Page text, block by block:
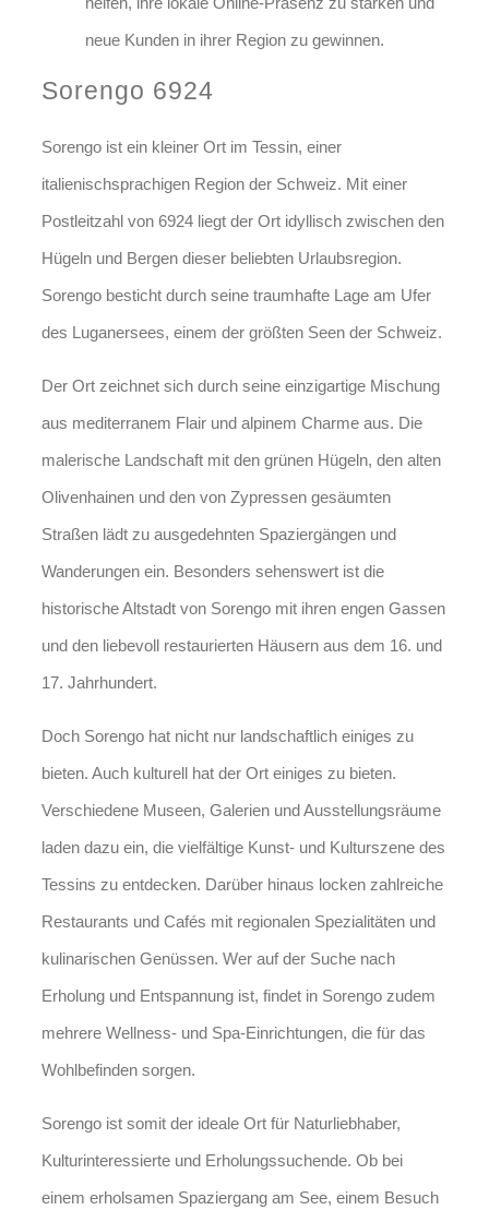
neue Kunden in ihrer Region zu gewinnen.
Sorengo 6924
Sorengo ist ein kleiner Ort im Tessin, einer
italienischsprachigen Region der Schweiz. Mit einer
Postleitzahl von 6924 liegt der Ort idyllisch zwischen den
Hügeln und Bergen dieser beliebten Urlaubsregion.
Sorengo besticht durch seine traumhafte Lage am Ufer
des Luganersees, einem der größten Seen der Schweiz.
Der Ort zeichnet sich durch seine einzigartige Mischung
aus mediterranem Flair und alpinem Charme aus. Die
malerische Landschaft mit den grünen Hügeln, den alten
Olivenhainen und den von Zypressen gesäumten
Straßen lädt zu ausgedehnten Spaziergängen und
Wanderungen ein. Besonders sehenswert ist die
historische Altstadt von Sorengo mit ihren engen Gassen
und den liebevoll restaurierten Häusern aus dem 16. und
17. Jahrhundert.
Doch Sorengo hat nicht nur landschaftlich einiges zu
bieten. Auch kulturell hat der Ort einiges zu bieten.
Verschiedene Museen, Galerien und Ausstellungsräume
laden dazu ein, die vielfältige Kunst- und Kulturszene des
Tessins zu entdecken. Darüber hinaus locken zahlreiche
Restaurants und Cafés mit regionalen Spezialitäten und
kulinarischen Genüssen. Wer auf der Suche nach
Erholung und Entspannung ist, findet in Sorengo zudem
mehrere Wellness- und Spa-Einrichtungen, die für das
Wohlbefinden sorgen.
Sorengo ist somit der ideale Ort für Naturliebhaber,
Kulturinteressierte und Erholungssuchende. Ob bei
einem erholsamen Spaziergang am See, einem Besuch